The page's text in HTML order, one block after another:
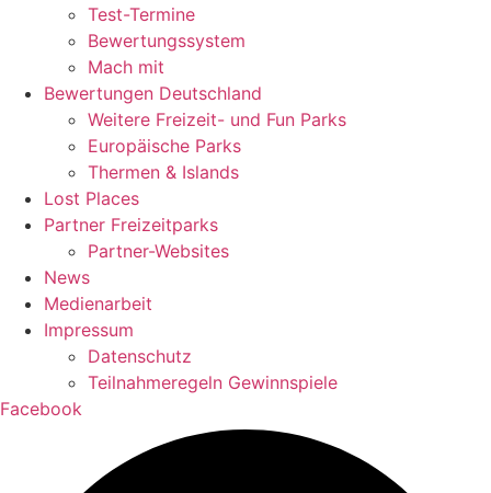
Test-Termine
Bewertungssystem
Mach mit
Bewertungen Deutschland
Weitere Freizeit- und Fun Parks
Europäische Parks
Thermen & Islands
Lost Places
Partner Freizeitparks
Partner-Websites
News
Medienarbeit
Impressum
Datenschutz
Teilnahmeregeln Gewinnspiele
Facebook